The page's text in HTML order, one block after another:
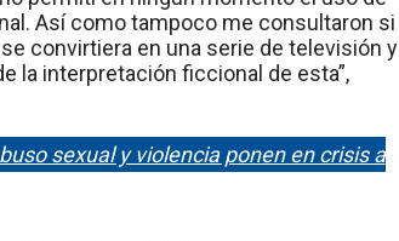
Así como tampoco me consultaron si
convirtiera en una serie de televisión y
la interpretación ficcional de esta”,
sexual y violencia ponen en crisis a